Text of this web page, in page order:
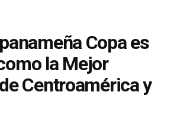
Copa es
la Mejor
Centroamérica y